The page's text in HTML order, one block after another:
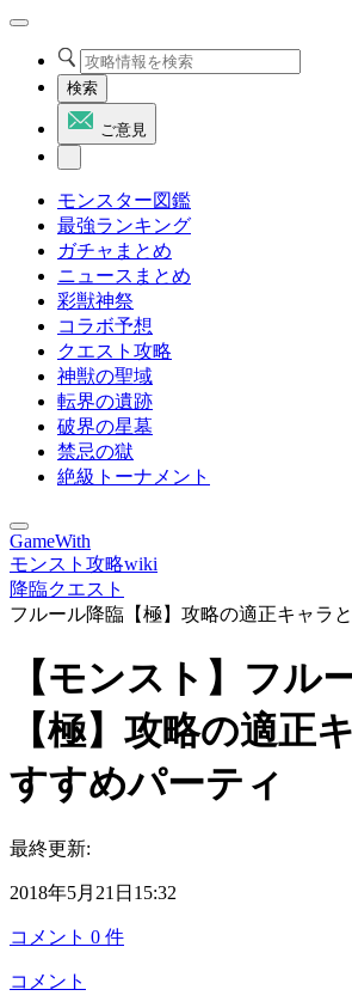
検索
ご意見
モンスター図鑑
最強ランキング
ガチャまとめ
ニュースまとめ
彩獣神祭
コラボ予想
クエスト攻略
神獣の聖域
転界の遺跡
破界の星墓
禁忌の獄
絶級トーナメント
GameWith
モンスト攻略wiki
降臨クエスト
フルール降臨【極】攻略の適正キャラ
【モンスト】フル
【極】攻略の適正
すすめパーティ
最終更新:
2018年5月21日15:32
コメント 0 件
コメント